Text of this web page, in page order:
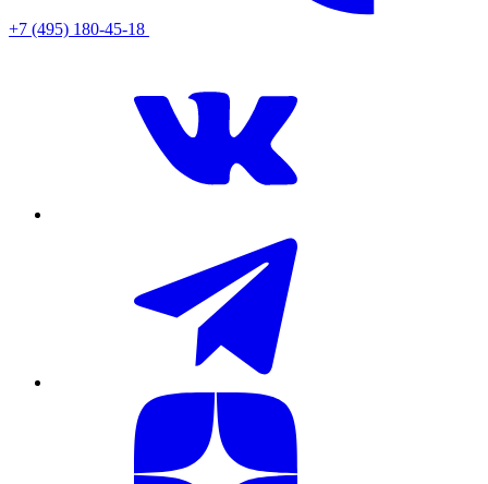
+7 (495) 180-45-18